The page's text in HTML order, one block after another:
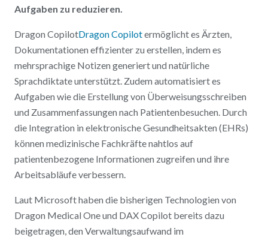
Aufgaben zu reduzieren.
Dragon CopilotDragon Copilotermöglicht es Ärzten,
Dokumentationen effizienter zu erstellen, indem es
mehrsprachige Notizen generiert und natürliche
Sprachdiktate unterstützt. Zudem automatisiert es
Aufgaben wie die Erstellung von Überweisungsschreiben
und Zusammenfassungen nach Patientenbesuchen. Durch
die Integration in elektronische Gesundheitsakten (EHRs)
können medizinische Fachkräfte nahtlos auf
patientenbezogene Informationen zugreifen und ihre
Arbeitsabläufe verbessern.
Laut Microsoft haben die bisherigen Technologien von
Dragon Medical One und DAX Copilot bereits dazu
beigetragen, den Verwaltungsaufwand im